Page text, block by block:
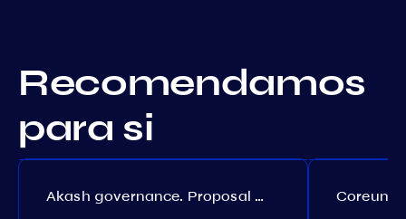
Recomendamos
para si
Akash governance. Proposal №308